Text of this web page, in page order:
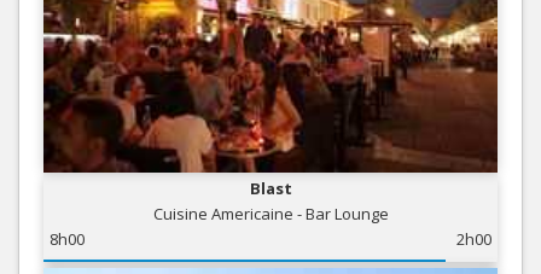
Blast
Cuisine Americaine - Bar Lounge
8h00
2h00